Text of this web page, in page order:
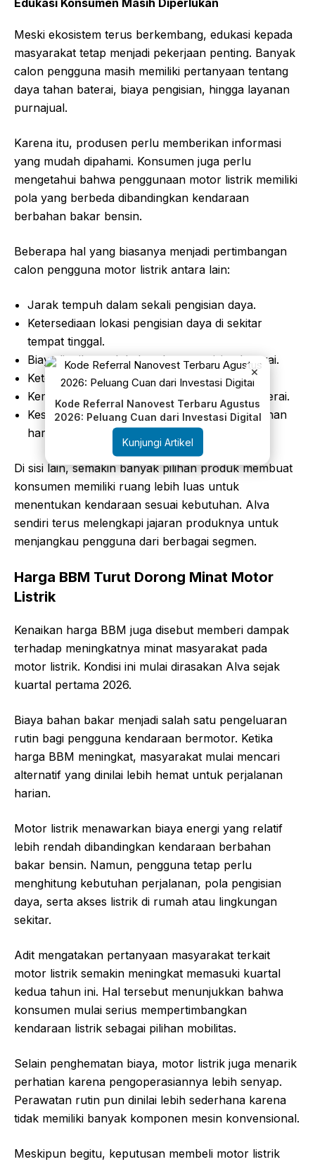
Meski ekosistem terus berkembang, edukasi kepada
masyarakat tetap menjadi pekerjaan penting. Banyak
calon pengguna masih memiliki pertanyaan tentang
daya tahan baterai, biaya pengisian, hingga layanan
purnajual.
Karena itu, produsen perlu memberikan informasi
yang mudah dipahami. Konsumen juga perlu
mengetahui bahwa penggunaan motor listrik memiliki
pola yang berbeda dibandingkan kendaraan
berbahan bakar bensin.
Beberapa hal yang biasanya menjadi pertimbangan
calon pengguna motor listrik antara lain:
Jarak tempuh dalam sekali pengisian daya.
Ketersediaan lokasi pengisian daya di sekitar
tempat tinggal.
Biaya listrik untuk kebutuhan pengisian baterai.
Ketersediaan bengkel dan layanan purnajual.
Kemudahan penggantian atau perawatan baterai.
Kesesuaian motor dengan kebutuhan perjalanan
harian.
Di sisi lain, semakin banyak pilihan produk membuat
konsumen memiliki ruang lebih luas untuk
menentukan kendaraan sesuai kebutuhan. Alva
sendiri terus melengkapi jajaran produknya untuk
menjangkau pengguna dari berbagai segmen.
Harga BBM Turut Dorong Minat Motor
Listrik
Kenaikan harga BBM juga disebut memberi dampak
terhadap meningkatnya minat masyarakat pada
motor listrik. Kondisi ini mulai dirasakan Alva sejak
kuartal pertama 2026.
Biaya bahan bakar menjadi salah satu pengeluaran
rutin bagi pengguna kendaraan bermotor. Ketika
harga BBM meningkat, masyarakat mulai mencari
alternatif yang dinilai lebih hemat untuk perjalanan
harian.
Motor listrik menawarkan biaya energi yang relatif
lebih rendah dibandingkan kendaraan berbahan
bakar bensin. Namun, pengguna tetap perlu
menghitung kebutuhan perjalanan, pola pengisian
daya, serta akses listrik di rumah atau lingkungan
sekitar.
Adit mengatakan pertanyaan masyarakat terkait
motor listrik semakin meningkat memasuki kuartal
kedua tahun ini. Hal tersebut menunjukkan bahwa
konsumen mulai serius mempertimbangkan
kendaraan listrik sebagai pilihan mobilitas.
Selain penghematan biaya, motor listrik juga menarik
perhatian karena pengoperasiannya lebih senyap.
Perawatan rutin pun dinilai lebih sederhana karena
tidak memiliki banyak komponen mesin konvensional.
Meskipun begitu, keputusan membeli motor listrik
×
Kode Referral Nanovest Terbaru Agustus
2026: Peluang Cuan dari Investasi Digital
Kunjungi Artikel